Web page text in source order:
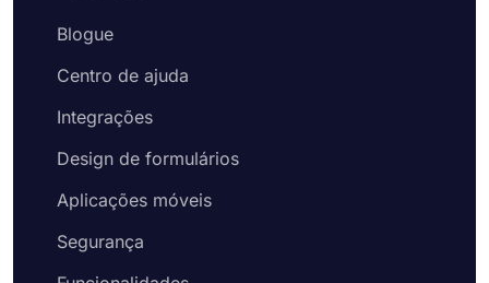
Blogue
Centro de ajuda
Integrações
Design de formulários
Aplicações móveis
Segurança